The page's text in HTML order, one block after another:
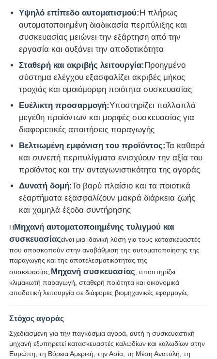
Μηχανή διπλής περιστροφής
Τεθωρακισμένη μηχανή
Μηχανή περιτυλίγματος
Ενιαία μηχανή συστροφής
μηχανή πλεξίματος καλωδίων
Μηχανή περιστροφής ζευγαριού
καλώδιο που βάζει τη μηχανή
μηχανή επανατύλιξης
έλξη από τη μηχανή
Μηχανή περιτύλιξης καλωδίων
Υψηλό επίπεδο αυτοματισμού:Η πλήρως
αυτοματοποιημένη διαδικασία περιτύλιξης και
συσκευασίας μειώνει την εξάρτηση από την
εργασία και αυξάνει την αποδοτικότητα
Σταθερή και ακριβής λειτουργία:Προηγμένο
σύστημα ελέγχου εξασφαλίζει ακριβές μήκος
τροχιάς και ομοιόμορφη ποιότητα συσκευασίας
Ευέλικτη προσαρμογή:Υποστηρίζει πολλαπλά
μεγέθη προϊόντων και μορφές συσκευασίας για
διαφορετικές απαιτήσεις παραγωγής
Βελτιωμένη εμφάνιση του προϊόντος:Τα καθαρά
και συνεπή περιτυλίγματα ενισχύουν την αξία του
προϊόντος και την ανταγωνιστικότητα της αγοράς
Δυνατή δομή:Το βαρύ πλαίσιο και τα ποιοτικά
εξαρτήματα εξασφαλίζουν μακρά διάρκεια ζωής
και χαμηλά έξοδα συντήρησης
ΗΜηχανή αυτοματοποιημένης τυλιγμού και
συσκευασίαςείναι μια ιδανική λύση για τους κατασκευαστές
που αποσκοπούν στην αναβάθμιση της αυτοματοποίησης της
παραγωγής και της αποτελεσματικότητας της
συσκευασίας. Μηχανή συσκευασίας , υποστηρίζει
κλιμακωτή παραγωγή, σταθερή ποιότητα και οικονομικά
αποδοτική λειτουργία σε διάφορες βιομηχανικές εφαρμογές.
Στόχος αγοράς
Σχεδιασμένη για την παγκόσμια αγορά, αυτή η συσκευαστική
μηχανή εξυπηρετεί κατασκευαστές καλωδίων και καλωδίων στην
Ευρώπη, τη Βόρεια Αμερική, την Ασία, τη Μέση Ανατολή, τη